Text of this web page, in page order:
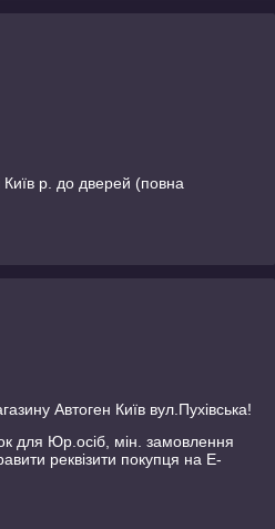
Київ р. до дверей (повна
Автоген Київ вул.Пухівська!
для Юр.осіб, мін. замовлення
реквізити покупця на Е-